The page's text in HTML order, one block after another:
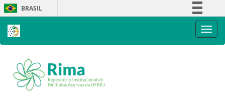
Skip
navigation
BRASIL